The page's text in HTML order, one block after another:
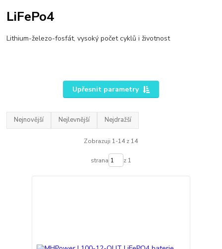
LiFePo4
Lithium-železo-fosfát, vysoký počet cyklů i životnost
Upřesnit parametry
Nejnovější Nejlevnější Nejdražší
Zobrazuji 1-14 z 14
strana z 1